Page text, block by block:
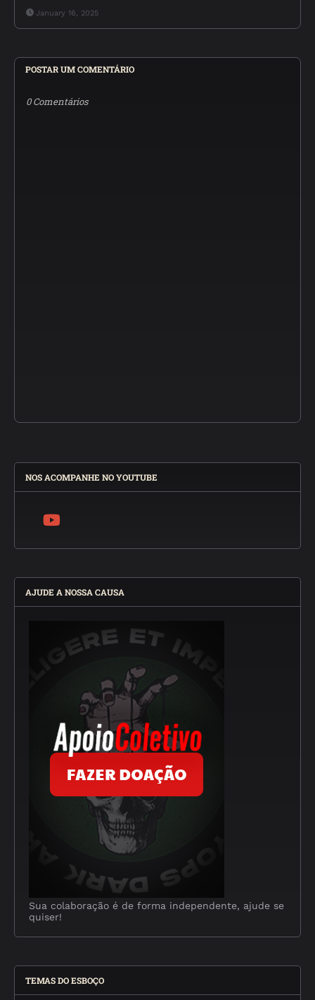
January 16, 2025
POSTAR UM COMENTÁRIO
0 Comentários
NOS ACOMPANHE NO YOUTUBE
AJUDE A NOSSA CAUSA
Sua colaboração é de forma independente, ajude se
quiser!
TEMAS DO ESBOÇO